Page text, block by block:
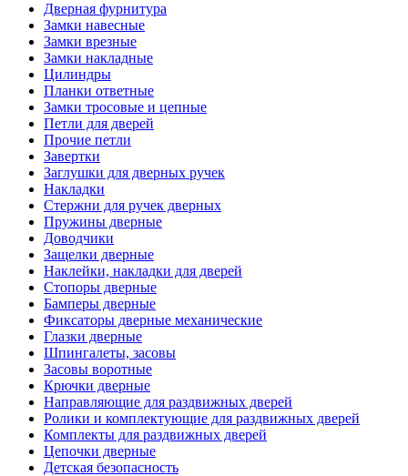
Дверная фурнитура
Замки навесные
Замки врезные
Замки накладные
Цилиндры
Планки ответные
Замки тросовые и цепные
Петли для дверей
Прочие петли
Завертки
Заглушки для дверных ручек
Накладки
Стержни для ручек дверных
Пружины дверные
Доводчики
Защелки дверные
Наклейки, накладки для дверей
Стопоры дверные
Бамперы дверные
Фиксаторы дверные механические
Глазки дверные
Шпингалеты, засовы
Засовы воротные
Крючки дверные
Направляющие для раздвижных дверей
Ролики и комплектующие для раздвижных дверей
Комплекты для раздвижных дверей
Цепочки дверные
Детская безопасность